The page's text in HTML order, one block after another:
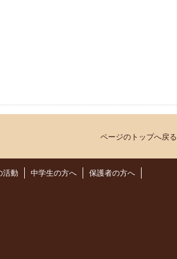
ページのトップへ戻る
活動 中学生の方へ
保護者の方へ